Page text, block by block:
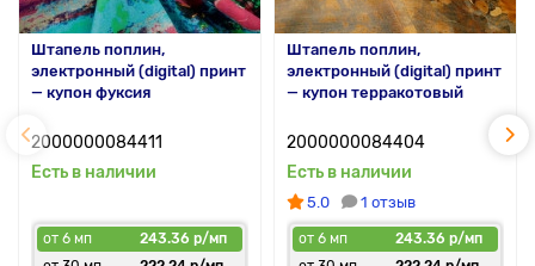
Штапель поплин,
электронный (digital) принт
— купон фуксия
2000000084411
Есть в наличии
от 6 мп
243.36 р/мп
Штапель поплин,
электронный (digital) принт
— купон терракотовый
2000000084404
Есть в наличии
5.0 1 отзыв
от 6 мп
243.36 р/мп